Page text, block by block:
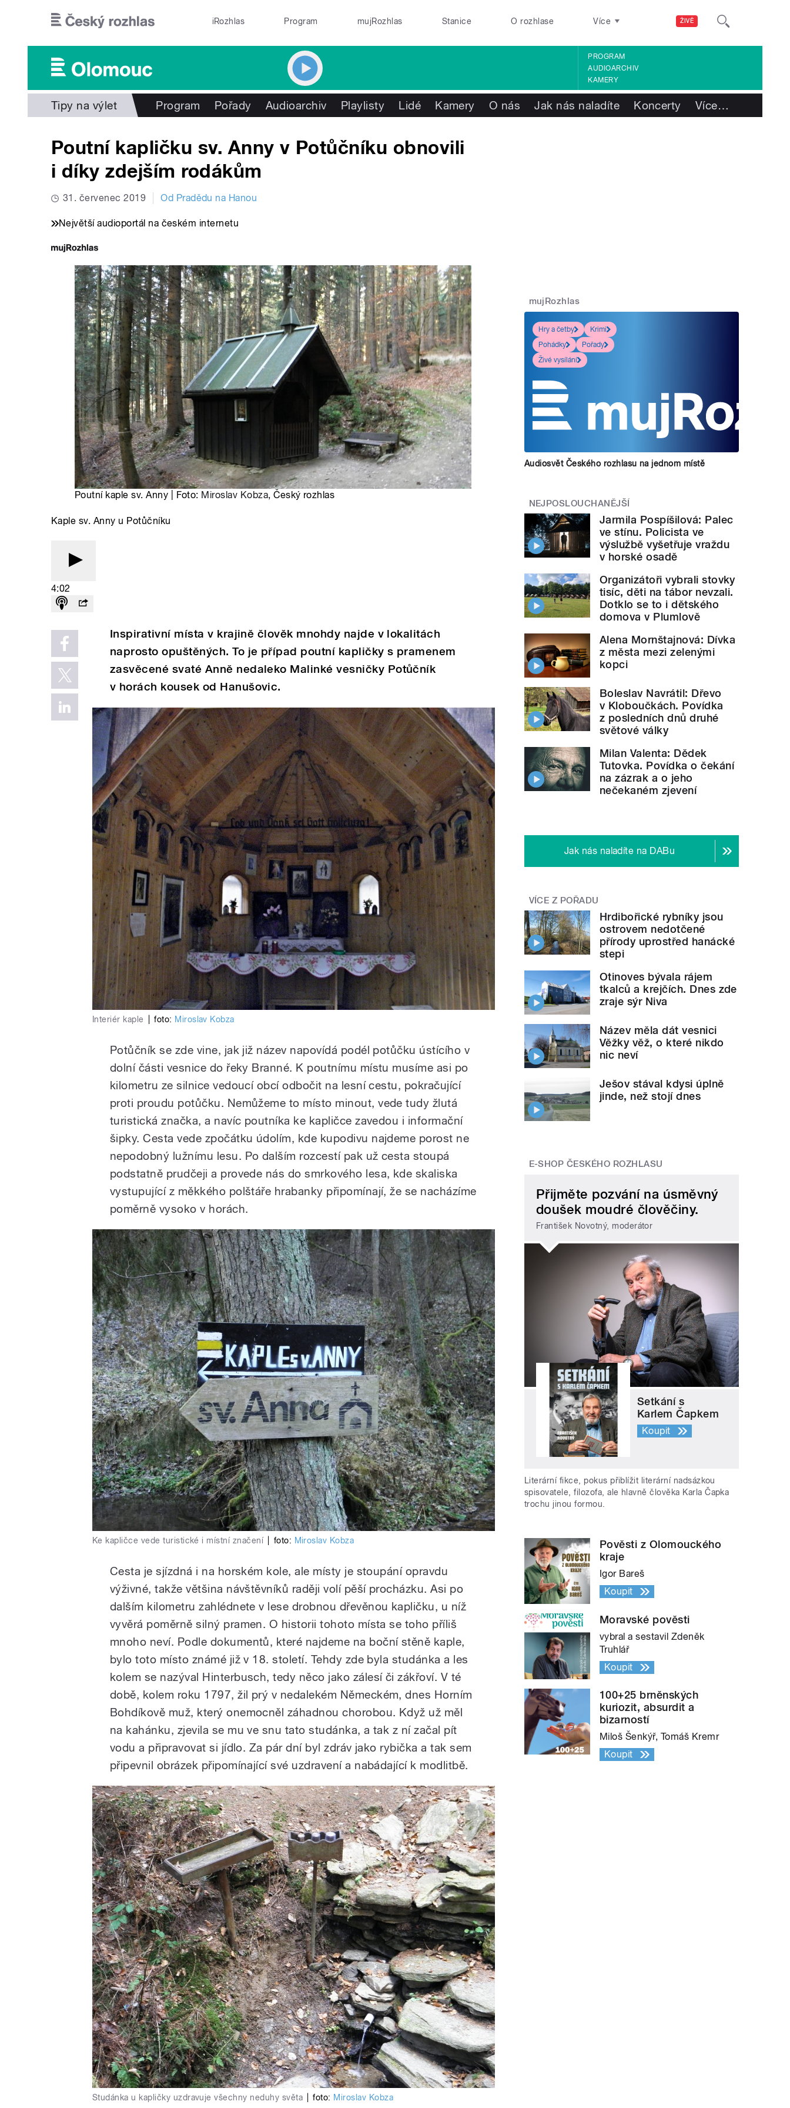
ŽIVĚ
iRozhlas Program mujRozhlas Stanice O rozhlase Více
PROGRAM
AUDIOARCHIV
KAMERY
Tipy na výlet Program Pořady Audioarchiv Playlisty Lidé Kamery O nás Jak nás naladíte Koncerty Více…
Poutní kapličku sv. Anny v Potůčníku obnovili
i díky zdejším rodákům
31. červenec 2019 Od Pradědu na Hanou
Největší audioportál na českém internetu
Poutní kaple sv. Anny | Foto: Miroslav Kobza, Český rozhlas
Kaple sv. Anny u Potůčníku
4:02
Inspirativní místa v krajině člověk mnohdy najde v lokalitách
naprosto opuštěných. To je případ poutní kapličky s pramenem
zasvěcené svaté Anně nedaleko Malinké vesničky Potůčník
v horách kousek od Hanušovic.
Interiér kaple foto: Miroslav Kobza
Potůčník se zde vine, jak již název napovídá podél potůčku ústícího v
dolní části vesnice do řeky Branné. K poutnímu místu musíme asi po
kilometru ze silnice vedoucí obcí odbočit na lesní cestu, pokračující
proti proudu potůčku. Nemůžeme to místo minout, vede tudy žlutá
turistická značka, a navíc poutníka ke kapličce zavedou i informační
šipky. Cesta vede zpočátku údolím, kde kupodivu najdeme porost ne
nepodobný lužnímu lesu. Po dalším rozcestí pak už cesta stoupá
podstatně prudčeji a provede nás do smrkového lesa, kde skaliska
vystupující z měkkého polštáře hrabanky připomínají, že se nacházíme
poměrně vysoko v horách.
Ke kapličce vede turistické i místní značení foto: Miroslav Kobza
Cesta je sjízdná i na horském kole, ale místy je stoupání opravdu
výživné, takže většina návštěvníků raději volí pěší procházku. Asi po
dalším kilometru zahlédnete v lese drobnou dřevěnou kapličku, u níž
vyvěrá poměrně silný pramen. O historii tohoto místa se toho příliš
mnoho neví. Podle dokumentů, které najdeme na boční stěně kaple,
bylo toto místo známé již v 18. století. Tehdy zde byla studánka a les
kolem se nazýval Hinterbusch, tedy něco jako zálesí či zákřoví. V té
době, kolem roku 1797, žil prý v nedalekém Německém, dnes Horním
Bohdíkově muž, který onemocněl záhadnou chorobou. Když už měl
na kahánku, zjevila se mu ve snu tato studánka, a tak z ní začal pít
vodu a připravovat si jídlo. Za pár dní byl zdráv jako rybička a tak sem
připevnil obrázek připomínající své uzdravení a nabádající k modlitbě.
Studánka u kapličky uzdravuje všechny neduhy světa foto: Miroslav Kobza
mujRozhlas
Hry a četby
Krimi
Pohádky
Pořady
Živé vysílání
Audiosvět Českého rozhlasu na jednom místě
NEJPOSLOUCHANĚJŠÍ
Jarmila Pospíšilová: Palec
ve stínu. Policista ve
výslužbě vyšetřuje vraždu
v horské osadě
Organizátoři vybrali stovky
tisíc, děti na tábor nevzali.
Dotklo se to i dětského
domova v Plumlově
Alena Mornštajnová: Dívka
z města mezi zelenými
kopci
Boleslav Navrátil: Dřevo
v Kloboučkách. Povídka
z posledních dnů druhé
světové války
Milan Valenta: Dědek
Tutovka. Povídka o čekání
na zázrak a o jeho
nečekaném zjevení
Jak nás naladíte na DABu
VÍCE Z POŘADU
Hrdibořické rybníky jsou
ostrovem nedotčené
přírody uprostřed hanácké
stepi
Otinoves bývala rájem
tkalců a krejčích. Dnes zde
zraje sýr Niva
Název měla dát vesnici
Věžky věž, o které nikdo
nic neví
Ješov stával kdysi úplně
jinde, než stojí dnes
E-SHOP ČESKÉHO ROZHLASU
Přijměte pozvání na úsměvný
doušek moudré člověčiny.
František Novotný, moderátor
Setkání s
Karlem Čapkem
Koupit
Literární fikce, pokus přiblížit literární nadsázkou
spisovatele, filozofa, ale hlavně člověka Karla Čapka
trochu jinou formou.
Pověsti z Olomouckého
kraje
Igor Bareš
Koupit
Moravské pověsti
vybral a sestavil Zdeněk
Truhlář
Koupit
100+25 brněnských
kuriozit, absurdit a
bizarností
Miloš Šenkýř, Tomáš Kremr
Koupit